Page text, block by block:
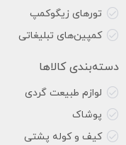
تورهای زیگوکمپ
کمپین‌های تبلیغاتی
دسته‌بندی کالاها
لوازم طبیعت گردی
پوشاک
کیف و کوله پشتی